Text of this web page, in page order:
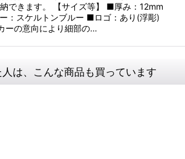
できます。 【サイズ等】 ■厚み：12mm
：スケルトンブルー ■ロゴ：あり(浮彫)
ーの意向により細部の…
は、こんな商品も買っています